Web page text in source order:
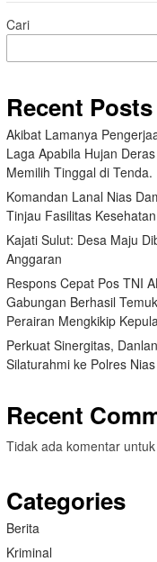
Cari
Recent Posts
Akibat Lamanya
Laga Apabila Hujan
Memilih Tinggal di Tenda.
Komandan Lanal Nias
Tinjau Fasilitas
Kajati Sulut: Desa Maju
Anggaran
Respons Cepat Pos TNI
Gabungan Berhasil
Perairan Mengkikip
Perkuat Sinergitas,
Silaturahmi ke Polres Nias
Recent
Tidak ada komentar
Categories
Berita
Kriminal